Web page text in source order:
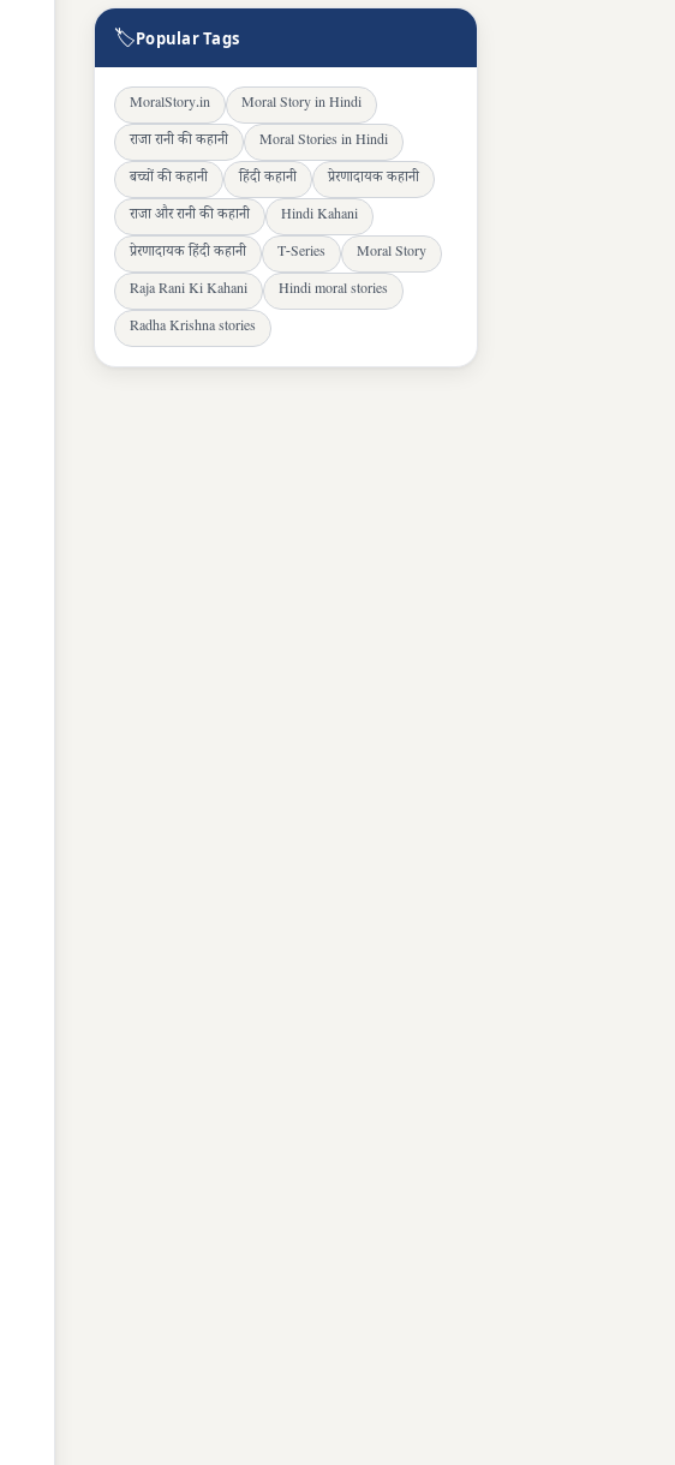
🏷Popular Tags
MoralStory.in
Moral Story in Hindi
राजा रानी की कहानी
Moral Stories in Hindi
बच्चों की कहानी
हिंदी कहानी
प्रेरणादायक कहानी
राजा और रानी की कहानी
Hindi Kahani
प्रेरणादायक हिंदी कहानी
T-Series
Moral Story
Raja Rani Ki Kahani
Hindi moral stories
Radha Krishna stories